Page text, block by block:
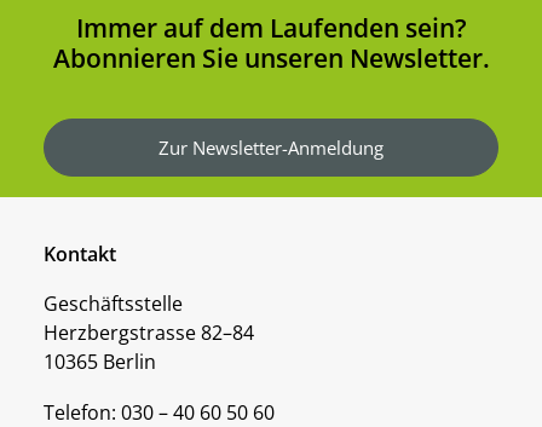
Immer auf dem Laufenden sein?
Abonnieren Sie unseren Newsletter.
Zur Newsletter-Anmeldung
Kontakt
Geschäftsstelle
Herzbergstrasse 82–84
10365 Berlin
Telefon: 030 – 40 60 50 60